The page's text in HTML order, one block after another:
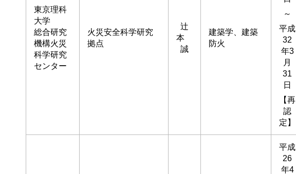
東京理科
大学
総合研究
機構火災
科学研究
センター
火災安全科学研究
拠点
辻
本
誠
建築学、建築
防火
～
平成
32
年3
月
31
日
【再
認
定】
平成
26
年4